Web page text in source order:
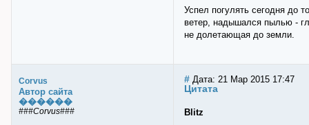
Успел погулять сегодня до
ветер, надышался пылью -
не долетающая до земли.
Corvus
Автор сайта
������
###Corvus###
# Дата: 21 Мар 2015 17:47
Цитата
Blitz